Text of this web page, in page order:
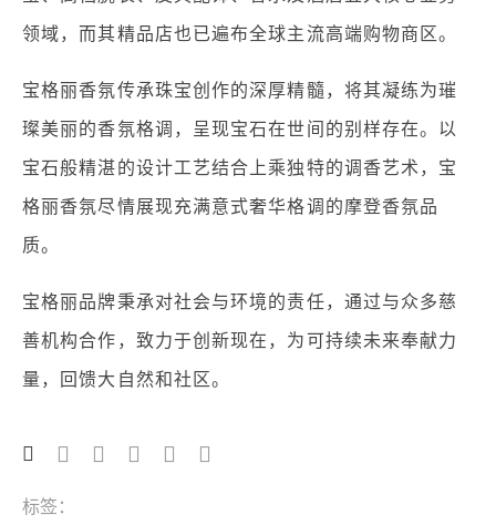
领域，而其精品店也已遍布全球主流高端购物商区。
宝格丽香氛传承珠宝创作的深厚精髓，将其凝练为璀
璨美丽的香氛格调，呈现宝石在世间的别样存在。以
宝石般精湛的设计工艺结合上乘独特的调香艺术，宝
格丽香氛尽情展现充满意式奢华格调的摩登香氛品
质。
宝格丽品牌秉承对社会与环境的责任，通过与众多慈
善机构合作，致力于创新现在，为可持续未来奉献力
量，回馈大自然和社区。
标签：